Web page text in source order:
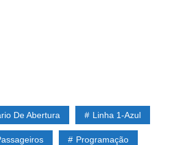
De Abertura Linha 1-Azul
Programação